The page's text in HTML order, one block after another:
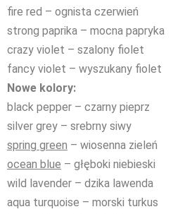
fire red – ognista czerwień
strong paprika – mocna papryka
crazy violet – szalony fiolet
fancy violet – wyszukany fiolet
Nowe kolory:
black pepper – czarny pieprz
silver grey – srebrny siwy
spring green – wiosenna zieleń
ocean blue – głęboki niebieski
wild lavender – dzika lawenda
aqua turquoise – morski turkus